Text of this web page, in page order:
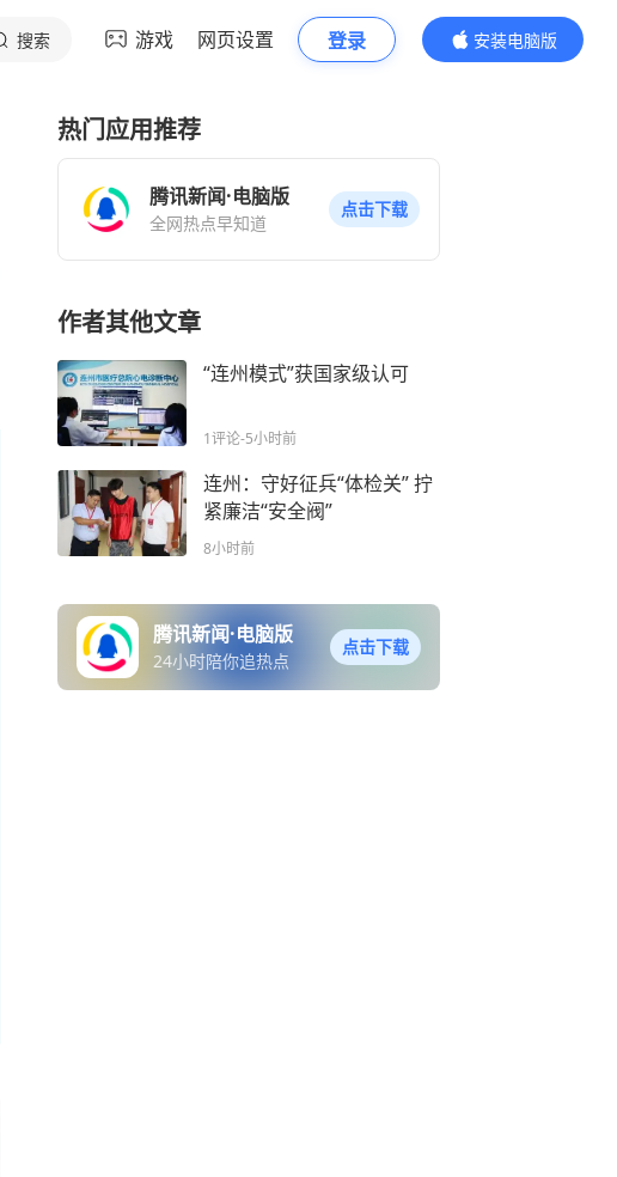
搜索 游戏 网页设置 登录
安装电脑版
内容更精彩
热门应用推荐
腾讯新闻·电脑版
全网热点早知道
点击下载
作者其他文章
“连州模式”获国家级认可
1评论-5小时前
连州：守好征兵“体检关” 拧
紧廉洁“安全阀”
8小时前
腾讯新闻·电脑版
24小时陪你追热点
点击下载